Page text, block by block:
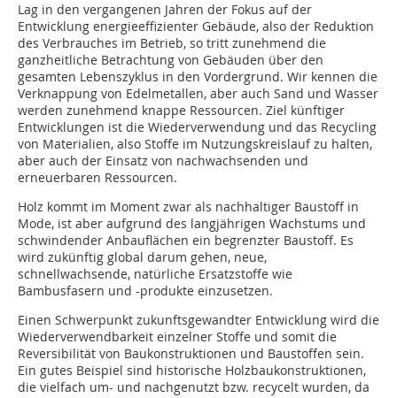
Lag in den vergangenen Jahren der Fokus auf der
Entwicklung energieeffizienter Gebäude, also der Reduktion
des Verbrauches im Betrieb, so tritt zunehmend die
ganzheitliche Betrachtung von Gebäuden über den
gesamten Lebenszyklus in den Vordergrund. Wir kennen die
Verknappung von Edelmetallen, aber auch Sand und Wasser
werden zunehmend knappe Ressourcen. Ziel künftiger
Entwicklungen ist die Wiederverwendung und das Recycling
von Materialien, also Stoffe im Nutzungskreislauf zu halten,
aber auch der Einsatz von nachwachsenden und
erneuerbaren Ressourcen.
Holz kommt im Moment zwar als nachhaltiger Baustoff in
Mode, ist aber aufgrund des langjährigen Wachstums und
schwindender Anbauflächen ein begrenzter Baustoff. Es
wird zukünftig global darum gehen, neue,
schnellwachsende, natürliche Ersatzstoffe wie
Bambusfasern und -produkte einzusetzen.
Einen Schwerpunkt zukunftsgewandter Entwicklung wird die
Wiederverwendbarkeit einzelner Stoffe und somit die
Reversibilität von Baukonstruktionen und Baustoffen sein.
Ein gutes Beispiel sind historische Holzbaukonstruktionen,
die vielfach um- und nachgenutzt bzw. recycelt wurden, da